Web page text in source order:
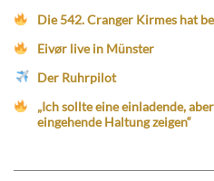
Die 542. Cranger Kirmes hat
Eivør live in Münster
Der Ruhrpilot
„Ich sollte eine einladende,
eingehende Haltung zeigen“